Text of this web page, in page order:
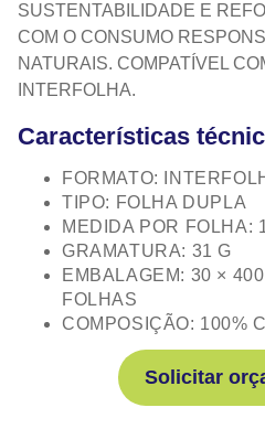
SUSTENTABILIDADE E
COM O CONSUMO
NATURAIS. COMPATÍVEL
INTERFOLHA.
Características
FORMATO:
TIPO: FOLHA DUPLA
MEDIDA POR FOLHA:
GRAMATURA: 31 G
EMBALAGEM: 30 ×
FOLHAS
COMPOSIÇÃO: 100%
Solicitar